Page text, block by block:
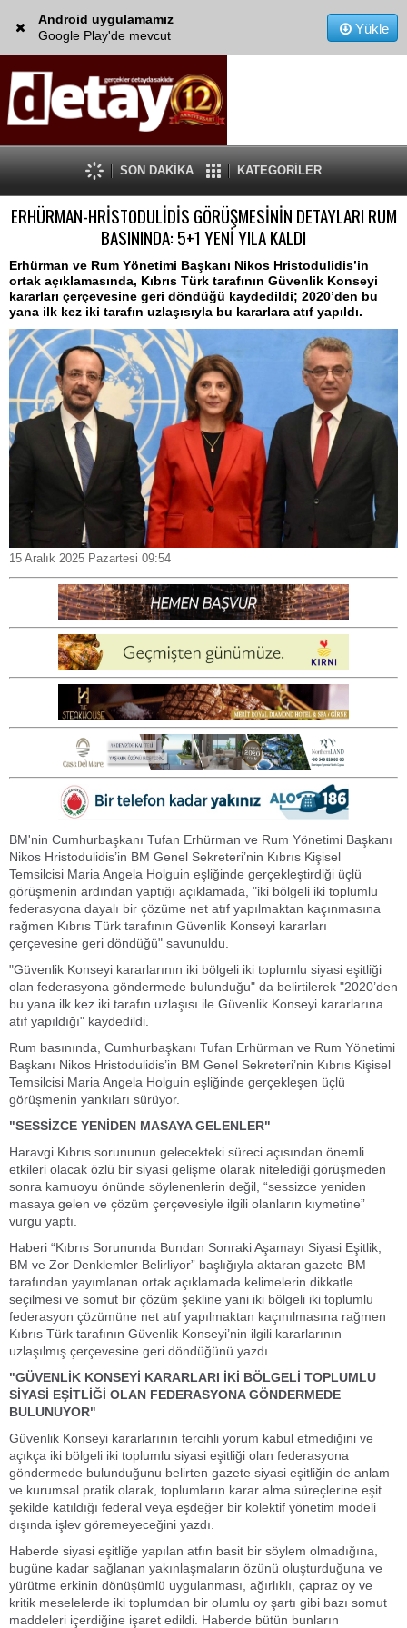
Android uygulamamız
Google Play'de mevcut
Yükle
SON DAKİKA KATEGORİLER
ERHÜRMAN-HRİSTODULİDİS GÖRÜŞMESİNİN DETAYLARI RUM
BASININDA: 5+1 YENİ YILA KALDI
Erhürman ve Rum Yönetimi Başkanı Nikos Hristodulidis’in
ortak açıklamasında, Kıbrıs Türk tarafının Güvenlik Konseyi
kararları çerçevesine geri döndüğü kaydedildi; 2020’den bu
yana ilk kez iki tarafın uzlaşısıyla bu kararlara atıf yapıldı.
15 Aralık 2025 Pazartesi 09:54
BM'nin Cumhurbaşkanı Tufan Erhürman ve Rum Yönetimi Başkanı
Nikos Hristodulidis’in BM Genel Sekreteri’nin Kıbrıs Kişisel
Temsilcisi Maria Angela Holguin eşliğinde gerçekleştirdiği üçlü
görüşmenin ardından yaptığı açıklamada, "iki bölgeli iki toplumlu
federasyona dayalı bir çözüme net atıf yapılmaktan kaçınmasına
rağmen Kıbrıs Türk tarafının Güvenlik Konseyi kararları
çerçevesine geri döndüğü" savunuldu.
"Güvenlik Konseyi kararlarının iki bölgeli iki toplumlu siyasi eşitliği
olan federasyona göndermede bulunduğu" da belirtilerek "2020’den
bu yana ilk kez iki tarafın uzlaşısı ile Güvenlik Konseyi kararlarına
atıf yapıldığı" kaydedildi.
Rum basınında, Cumhurbaşkanı Tufan Erhürman ve Rum Yönetimi
Başkanı Nikos Hristodulidis’in BM Genel Sekreteri’nin Kıbrıs Kişisel
Temsilcisi Maria Angela Holguin eşliğinde gerçekleşen üçlü
görüşmenin yankıları sürüyor.
"SESSİZCE YENİDEN MASAYA GELENLER"
Haravgi Kıbrıs sorununun gelecekteki süreci açısından önemli
etkileri olacak özlü bir siyasi gelişme olarak nitelediği görüşmeden
sonra kamuoyu önünde söylenenlerin değil, “sessizce yeniden
masaya gelen ve çözüm çerçevesiyle ilgili olanların kıymetine”
vurgu yaptı.
Haberi “Kıbrıs Sorununda Bundan Sonraki Aşamayı Siyasi Eşitlik,
BM ve Zor Denklemler Belirliyor” başlığıyla aktaran gazete BM
tarafından yayımlanan ortak açıklamada kelimelerin dikkatle
seçilmesi ve somut bir çözüm şekline yani iki bölgeli iki toplumlu
federasyon çözümüne net atıf yapılmaktan kaçınılmasına rağmen
Kıbrıs Türk tarafının Güvenlik Konseyi’nin ilgili kararlarının
uzlaşılmış çerçevesine geri döndüğünü yazdı.
"GÜVENLİK KONSEYİ KARARLARI İKİ BÖLGELİ TOPLUMLU
SİYASİ EŞİTLİĞİ OLAN FEDERASYONA GÖNDERMEDE
BULUNUYOR"
Güvenlik Konseyi kararlarının tercihli yorum kabul etmediğini ve
açıkça iki bölgeli iki toplumlu siyasi eşitliği olan federasyona
göndermede bulunduğunu belirten gazete siyasi eşitliğin de anlam
ve kurumsal pratik olarak, toplumların karar alma süreçlerine eşit
şekilde katıldığı federal veya eşdeğer bir kolektif yönetim modeli
dışında işlev göremeyeceğini yazdı.
Haberde siyasi eşitliğe yapılan atfın basit bir söylem olmadığına,
bugüne kadar sağlanan yakınlaşmaların özünü oluşturduğuna ve
yürütme erkinin dönüşümlü uygulanması, ağırlıklı, çapraz oy ve
kritik meselelerde iki toplumdan bir olumlu oy şartı gibi bazı somut
maddeleri içerdiğine işaret edildi. Haberde bütün bunların